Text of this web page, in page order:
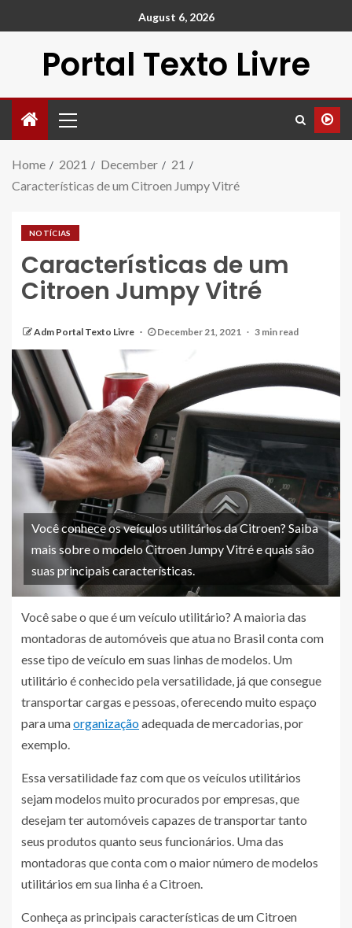
August 6, 2026
Portal Texto Livre
Home 2021 December
21
Características de um Citroen Jumpy Vitré
NOTÍCIAS
Características de um
Citroen Jumpy Vitré
Adm Portal Texto Livre December 21, 2021 3 min read
Você conhece os veículos utilitários da Citroen? Saiba
mais sobre o modelo Citroen Jumpy Vitré e quais são
suas principais características.
Você sabe o que é um veículo utilitário? A maioria das
montadoras de automóveis que atua no Brasil conta com
esse tipo de veículo em suas linhas de modelos. Um
utilitário é conhecido pela versatilidade, já que consegue
transportar cargas e pessoas, oferecendo muito espaço
para umaorganizaçãoadequada de mercadorias, por
exemplo.
Essa versatilidade faz com que os veículos utilitários
sejam modelos muito procurados por empresas, que
desejam ter automóveis capazes de transportar tanto
seus produtos quanto seus funcionários. Uma das
montadoras que conta com o maior número de modelos
utilitários em sua linha é a Citroen.
Conheça as principais características de um Citroen